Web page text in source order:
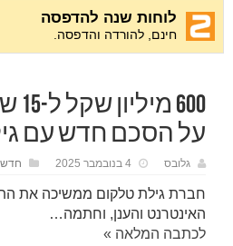
על הסכם חדש עם
גלובס 4 בנובמבר 2025
חברת גילת טלקום ממשיכה את
האינטרנט והענן, וחתמה…
לכתבה המלאה »